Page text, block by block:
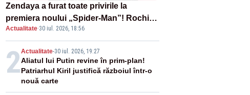
Zendaya a furat toate privirile la
premiera noului „Spider-Man”! Rochia
inspirată de pânza de păianjen a făcut
senzație
Actualitate·30 iul. 2026, 18:56
2Actualitate-30 iul. 2026, 19:27
Aliatul lui Putin revine în prim-plan!
Patriarhul Kiril justifică războiul într-o
nouă carte